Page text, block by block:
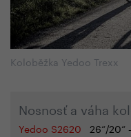
Koloběžka Yedoo Trexx
Nosnosť a váha
Yedoo S2620 26“/20“